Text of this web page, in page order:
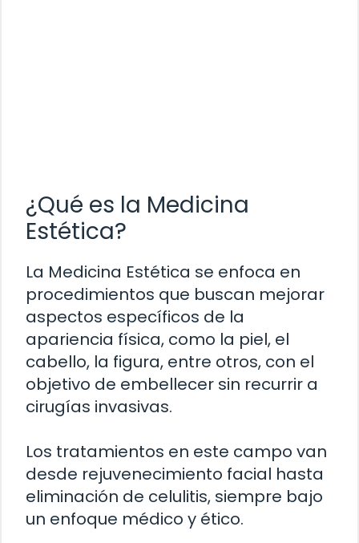
¿Qué es la Medicina
Estética?
La Medicina Estética se enfoca en
procedimientos que buscan mejorar
aspectos específicos de la
apariencia física, como la piel, el
cabello, la figura, entre otros, con el
objetivo de embellecer sin recurrir a
cirugías invasivas.
Los tratamientos en este campo van
desde rejuvenecimiento facial hasta
eliminación de celulitis, siempre bajo
un enfoque médico y ético.